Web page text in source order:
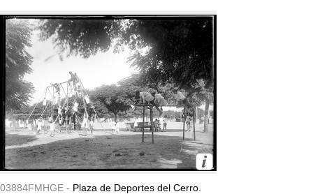
03884FMHGE - Plaza de Deportes del Cerro.